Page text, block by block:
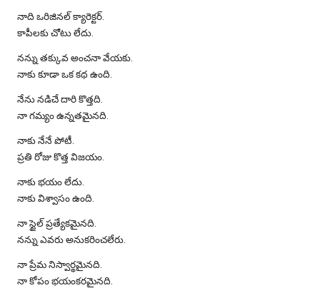
నాది ఒరిజినల్ క్యారెక్టర్.
కాపీలకు చోటు లేదు.
నన్ను తక్కువ అంచనా వేయకు.
నాకు కూడా ఒక కథ ఉంది.
నేను నడిచే దారి కొత్తది.
నా గమ్యం ఉన్నతమైనది.
నాకు నేనే పోటీ.
ప్రతి రోజు కొత్త విజయం.
నాకు భయం లేదు.
నాకు విశ్వాసం ఉంది.
నా స్టైల్ ప్రత్యేకమైనది.
నన్ను ఎవరు అనుకరించలేరు.
నా ప్రేమ నిస్వార్థమైనది.
నా కోపం భయంకరమైనది.